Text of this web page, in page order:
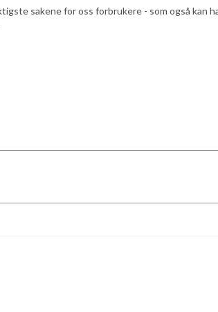
sakene for oss forbrukere - som også kan